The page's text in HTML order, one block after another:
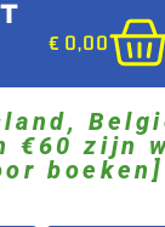
€ 0,00
€60 zijn
boeken]